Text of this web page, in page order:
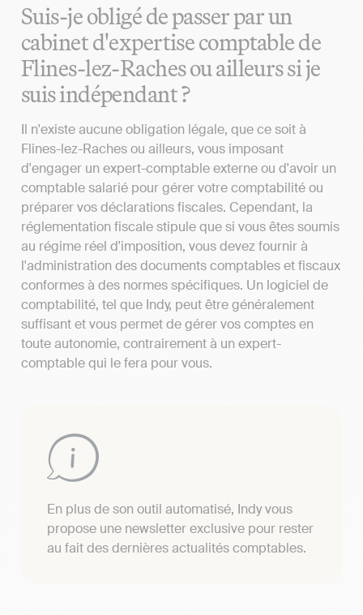
Suis-je obligé de passer par un
cabinet d'expertise comptable de
Flines-lez-Raches ou ailleurs si je
suis indépendant ?
Il n'existe aucune obligation légale, que ce soit à
Flines-lez-Raches ou ailleurs, vous imposant
d'engager un expert-comptable externe ou d'avoir un
comptable salarié pour gérer votre comptabilité ou
préparer vos déclarations fiscales. Cependant, la
réglementation fiscale stipule que si vous êtes soumis
au régime réel d'imposition, vous devez fournir à
l'administration des documents comptables et fiscaux
conformes à des normes spécifiques. Un logiciel de
comptabilité, tel que Indy, peut être généralement
suffisant et vous permet de gérer vos comptes en
toute autonomie, contrairement à un expert-
comptable qui le fera pour vous.
En plus de son outil automatisé, Indy vous
propose une newsletter exclusive pour rester
au fait des dernières actualités comptables.